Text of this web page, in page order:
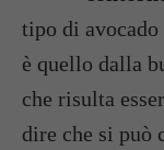
tipo di avocado
è quello dalla
che risulta
dire che si può